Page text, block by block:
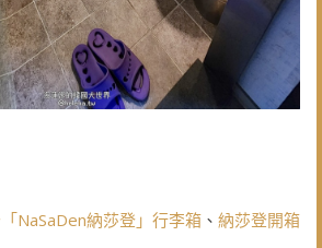
NaSaDen納莎登」行李箱 、 納莎登開箱